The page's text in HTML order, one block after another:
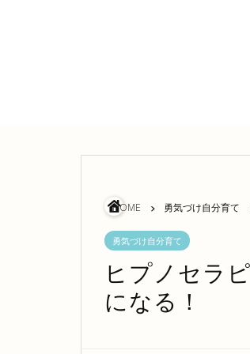
HOME 勇気づけ自分育て
勇気づけ自分育て
ヒプノセラ
になる！